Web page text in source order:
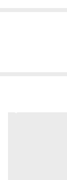
می‌کند.